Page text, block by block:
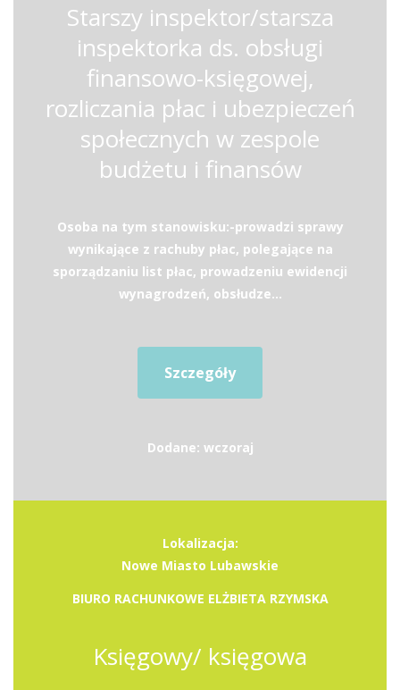
Starszy inspektor/starsza
inspektorka ds. obsługi
finansowo-księgowej,
rozliczania płac i ubezpieczeń
społecznych w zespole
budżetu i finansów
Osoba na tym stanowisku:-prowadzi sprawy
wynikające z rachuby płac, polegające na
sporządzaniu list płac, prowadzeniu ewidencji
wynagrodzeń, obsłudze...
Szczegóły
Dodane: wczoraj
Lokalizacja:
Nowe Miasto Lubawskie
BIURO RACHUNKOWE ELŻBIETA RZYMSKA
Księgowy/ księgowa